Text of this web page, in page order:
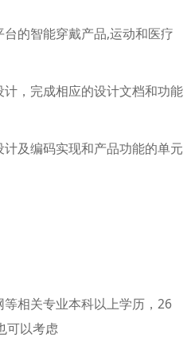
的智能穿戴产品,运动和医疗
，完成相应的设计文档和功能
及编码实现和产品功能的单元
相关专业本科以上学历，26
可以考虑